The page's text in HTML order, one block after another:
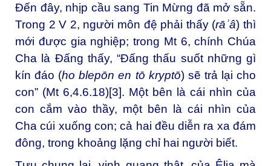
Đến đây, nhịp cầu sang Tin Mừng đã mở sẵn.
Trong 2 V 2, người môn đệ phải thấy (rāʾâ) thì
mới được gia nghiệp; trong Mt 6, chính Chúa
Cha là Đấng thấy, “Đấng thấu suốt những gì
kín đáo (ho blepōn en tō kryptō) sẽ trả lại cho
con” (Mt 6,4.6.18)[3]. Một bên là cái nhìn của
con cắm vào thầy, một bên là cái nhìn của
Cha cúi xuống con; cả hai đều diễn ra xa đám
đông, trong khoảng lặng chỉ hai người biết.